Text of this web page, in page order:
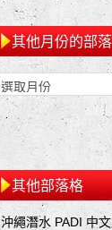
其他月份的部
其他部落格
沖繩潛水 PADI 中